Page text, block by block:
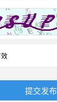
提交发布